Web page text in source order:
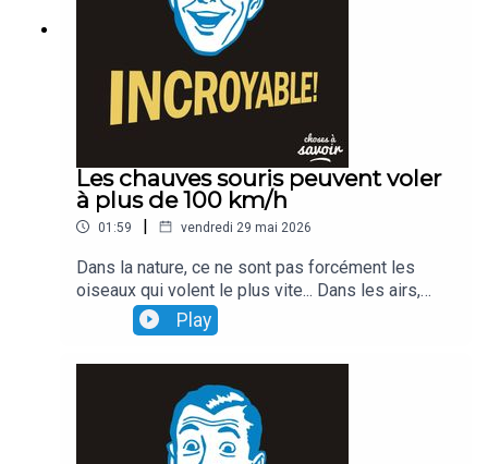
Les chauves souris peuvent voler
à plus de 100 km/h
01:59 | vendredi 29 mai 2026
Dans la nature, ce ne sont pas forcément les
oiseaux qui volent le plus vite... Dans les airs,
l'animal le plus rapide est même... une chauve
souris qui vole à plus de 100 km/h...
Play